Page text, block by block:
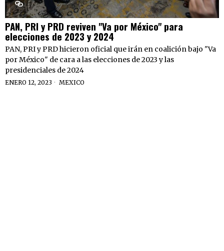
PAN, PRI y PRD reviven "Va por México" para
elecciones de 2023 y 2024
PAN, PRI y PRD hicieron oficial que irán en coalición bajo "Va
por México" de cara a las elecciones de 2023 y las
presidenciales de 2024
ENERO 12, 2023 MEXICO